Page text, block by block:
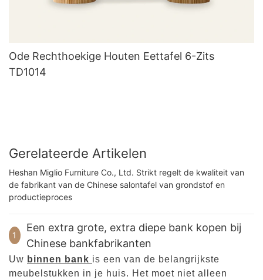
Ode Rechthoekige Houten Eettafel 6-Zits
TD1014
Gerelateerde Artikelen
Heshan Miglio Furniture Co., Ltd. Strikt regelt de kwaliteit van
de fabrikant van de Chinese salontafel van grondstof en
productieproces
1
Een extra grote, extra diepe bank kopen bij
Chinese bankfabrikanten
Uw binnen bank is een van de belangrijkste
meubelstukken in je huis. Het moet niet alleen